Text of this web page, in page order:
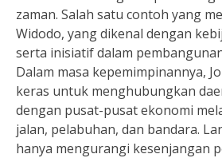
zaman. Salah satu contoh yang
Widodo, yang dikenal dengan
serta inisiatif dalam
Dalam masa kepemimpinannya,
keras untuk menghubungkan
dengan pusat-pusat ekonomi
jalan, pelabuhan, dan bandara.
hanya mengurangi kesenjangan